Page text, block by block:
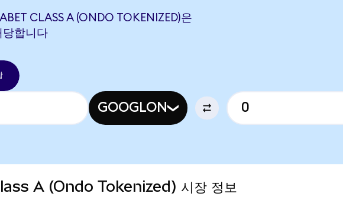
CLASS A (ONDO TOKENIZED)은
당합니다
GOOGLON
A (Ondo Tokenized) 시장 정보